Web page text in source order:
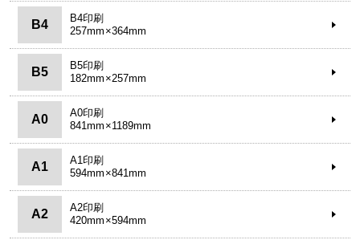
B4
B4印刷
257mm×364mm
B5
B5印刷
182mm×257mm
A0
A0印刷
841mm×1189mm
A1
A1印刷
594mm×841mm
A2
A2印刷
420mm×594mm